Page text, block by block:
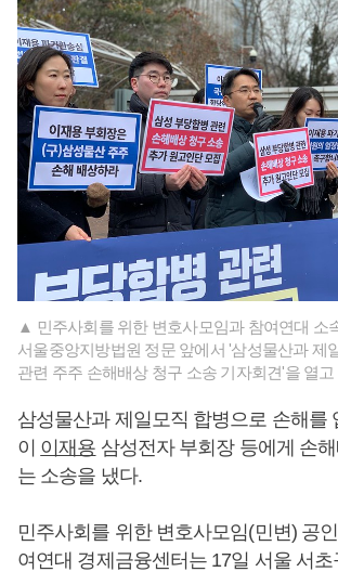
▲ 민주사회를 위한 변호사모임과 참여연대 소
서울중앙지방법원 정문 앞에서 '삼성물산과 제
관련 주주 손해배상 청구 소송 기자회견'을 열
삼성물산과 제일모직 합병으로 손해를
이 이재용 삼성전자 부회장 등에게 손
는 소송을 냈다.
민주사회를 위한 변호사모임(민변) 공
여연대 경제금융센터는 17일 서울 서